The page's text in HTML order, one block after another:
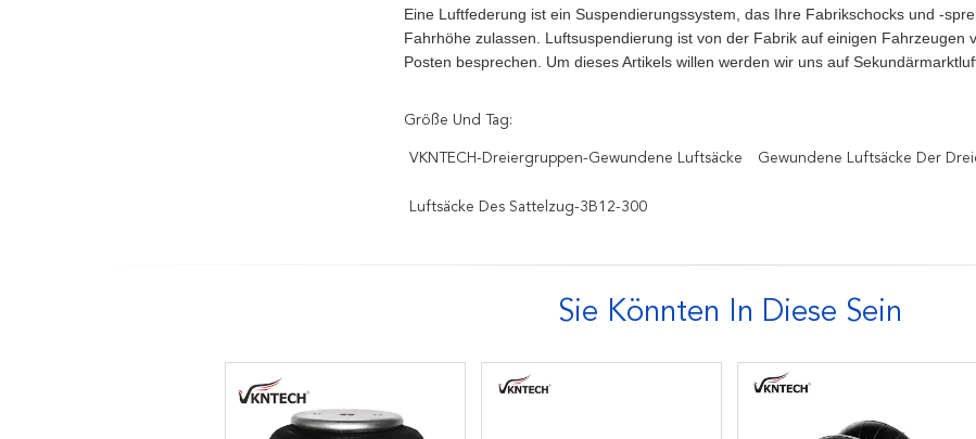
Eine Luftfederung ist ein Suspendierungssystem, das Ihre Fabrikschocks und -
Fahrhöhe zulassen. Luftsuspendierung ist von der Fabrik auf einigen Fahrzeugen
Posten besprechen. Um dieses Artikels willen werden wir uns auf
Größe Und Tag:
VKNTECH-Dreiergruppen-Gewundene Luftsäcke Gewundene Luftsäcke Der
Luftsäcke Des Sattelzug-3B12-300
Sie Könnten In Diese Sein